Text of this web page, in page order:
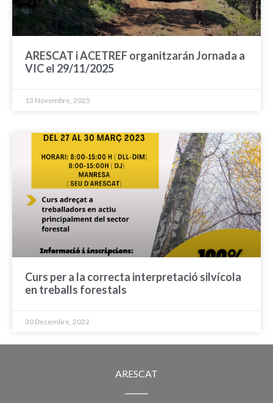
ARESCAT i ACETREF organitzarán Jornada a
VIC el 29/11/2025
13 Novembre, 2025
Curs per a la correcta interpretació silvícola
en treballs forestals
30 Desembre, 2022
ARESCAT